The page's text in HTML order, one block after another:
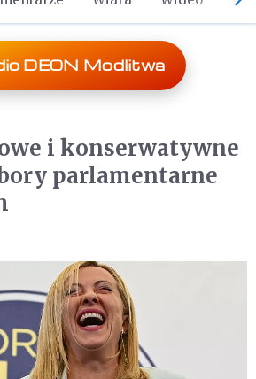
DEON Modlitwa
i konserwatywne
parlamentarne